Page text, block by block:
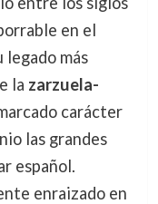
en el
legado más
la zarzuela-
carácter
las grandes
español.
enraizado en